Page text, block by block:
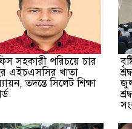
সহকারী পরিচয়ে চার
এইচএসসির খাতা
তদন্তে সিলেট শিক্ষা